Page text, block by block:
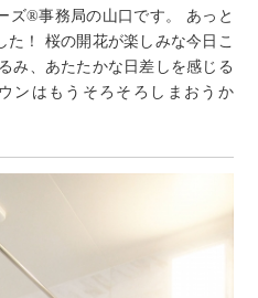
ズ®️事務局の山口です。 あっと
！ 桜の開花が楽しみな今日こ
み、あたたかな日差しを感じる
ンはもうそろそろしまおうか